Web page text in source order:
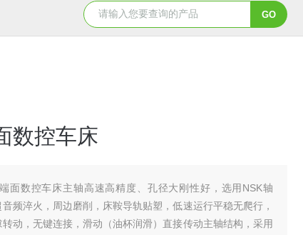
SDM25-03I/T6004I/T100-04I /T170-04I双端
数控车床
面数控车床主轴高速高精度、孔径大刚性好，选用NSK轴
频淬火，周边磨削，床鞍导轨贴塑，低速运行平稳无爬行，
动，无键连接，滑动（油杯润滑）直接传动主轴结构，采用